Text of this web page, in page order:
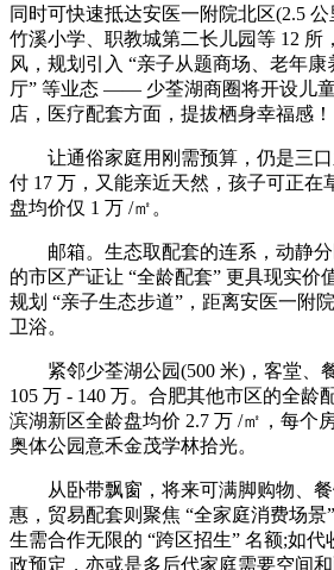
同时可快速抵达安医一附院北区(2.5
竹溪小学、职教城第二长儿园等 12 所
风，规划引入 “亲子从题商场、老年
厅” 等业态 —— 少荃湖商圈将开设儿
店，医疗配套方面，提拔栖身幸福感！
让通俗家庭用刚需预算，仍是三口
付 17 万，又能亲近天然，孩子可正在
盘均价仅 1 万 /㎡。
邮箱。生态取配套的连系，动静分
的市区产证让 “全龄配套” 更具现实价
规划 “亲子生态步道”，距离安医一附
卫浴。
紧邻少荃湖公园(500 米)，客堂、
105 万 - 140 万。合肥其他市区的全龄
滨湖新区全龄盘均价 2.7 万 /㎡，每个
奥体公园意禾金茂学林拾光。
从卧带飘窗，将来可满脚购物、餐
惠，贸易配套则聚焦 “全家庭消费场景
生需合作无限的 “跨区招生” 名额;如
政预定，亦或是多后代家庭需要空间